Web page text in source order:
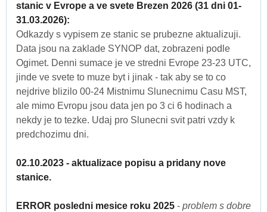
stanic v Evrope a ve svete Brezen 2026 (31 dni 01-
31.03.2026):
Odkazdy s vypisem ze stanic se prubezne aktualizuji.
Data jsou na zaklade SYNOP dat, zobrazeni podle
Ogimet. Denni sumace je ve stredni Evrope 23-23 UTC,
jinde ve svete to muze byt i jinak - tak aby se to co
nejdrive blizilo 00-24 Mistnimu Slunecnimu Casu MST,
ale mimo Evropu jsou data jen po 3 ci 6 hodinach a
nekdy je to tezke. Udaj pro Slunecni svit patri vzdy k
predchozimu dni.
02.10.2023 - aktualizace popisu a pridany nove
stanice.
ERROR posledni mesice roku 2025 - problem s dobre